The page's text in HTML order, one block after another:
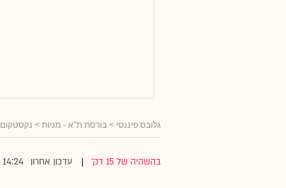
גלובס פיננסי > בורסת ת"א - מניות > נקסטקום
בהשהיה של 15 דק' עדכון אחרון 14:24